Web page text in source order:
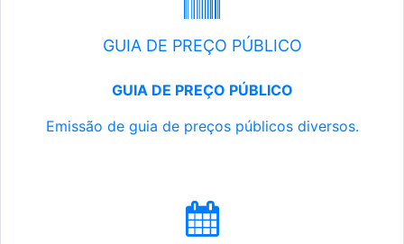
GUIA DE PREÇO PÚBLICO
GUIA DE PREÇO PÚBLICO
Emissão de guia de preços públicos diversos.